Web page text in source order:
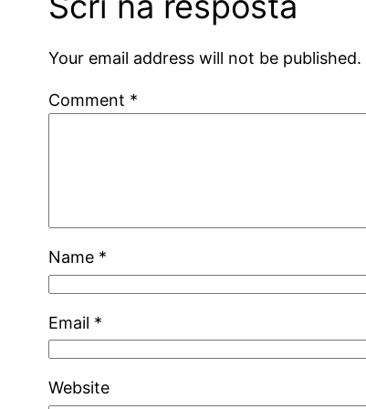
Your email address will not be published.
Comment *
Name *
Email *
Website